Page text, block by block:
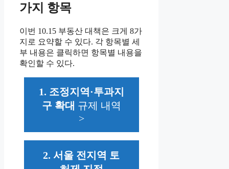
가지 항목
이번 10.15 부동산 대책은 크게 8가
지로 요약할 수 있다. 각 항목별 세
부 내용은 클릭하면 항목별 내용을
확인할 수 있다.
1. 조정지역·투과지
구 확대 규제 내역
>
2. 서울 전지역 토